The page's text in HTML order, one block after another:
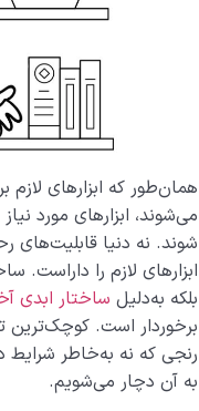
همان‌­طور که ابزارهای لازم
می­‌شوند، ابزارهای مورد
شوند. نه دنیا قابلیت‌­های
ابزارهای لازم را داراست.
بلکه به‌دلیل ساختار ابدی
برخوردار است.
رنجی که نه به­‌خاطر شرایط
به آن دچار می‌شویم.